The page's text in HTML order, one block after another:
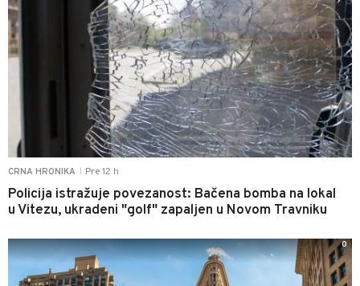
CRNA HRONIKA Pre 12 h
Policija istražuje povezanost: Bačena bomba na lokal
u Vitezu, ukradeni "golf" zapaljen u Novom Travniku
0